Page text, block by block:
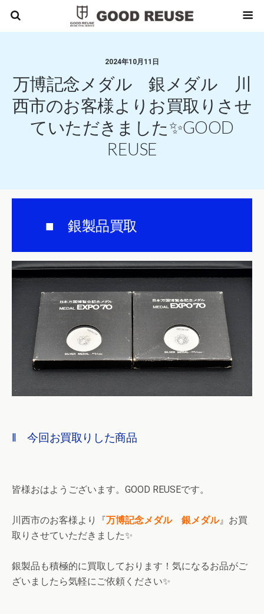
2024年10月11日
万博記念メダル 銀メダル 川
西市のお客様よりお買取りさせ
ていただきました✨GOOD
REUSE
■ 銀製品買取
‖ 今回お買取りした商品
皆様おはようございます。GOOD REUSEです。
川西市のお客様より『万博記念メダル 銀メダル』お買
取りさせていただきました✨
銀製品も積極的に買取しております！気になるお品がご
ざいましたら気軽にご依頼ください✨